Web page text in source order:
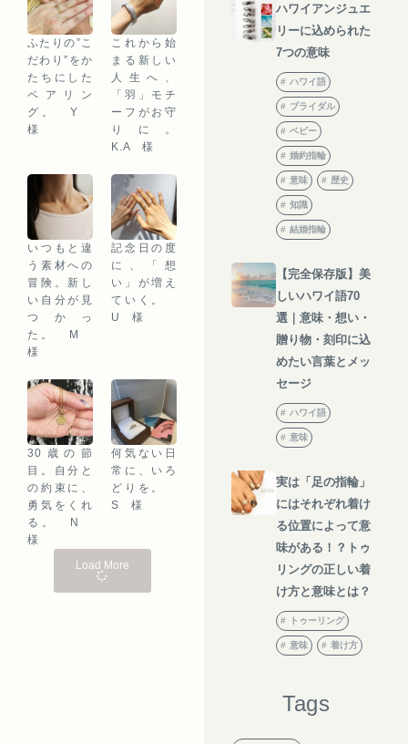
ふたりの”こ
だわり”をか
たちにした
ペアリン
グ。 Y
様
これから始
まる新しい
人生へ、
「羽」モチ
ーフがお守
りに。
K.A 様
いつもと違
う素材への
冒険。新し
い自分が見
つかっ
た。 M
様
記念日の度
に、「想
い」が増え
ていく。
U 様
30歳の節
目。自分と
の約束に、
勇気をくれ
る。 N
様
何気ない日
常に、いろ
どりを。
S 様
Load More
ハワイアンジュエ
リーに込められた
7つの意味
ハワイ語
ブライダル
ベビー
婚約指輪
意味 歴史
知識
結婚指輪
【完全保存版】美
しいハワイ語70
選｜意味・想い・
贈り物・刻印に込
めたい言葉とメッ
セージ
ハワイ語
意味
実は「足の指輪」
にはそれぞれ着け
る位置によって意
味がある！？トゥ
リングの正しい着
け方と意味とは？
トゥーリング
意味 着け方
Tags